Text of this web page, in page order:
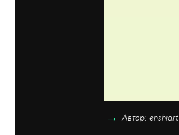
Автор: enshiart